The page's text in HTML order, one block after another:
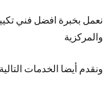
نعمل بخبرة افضل فني
والمركزية
ونقدم أيضا الخدمات